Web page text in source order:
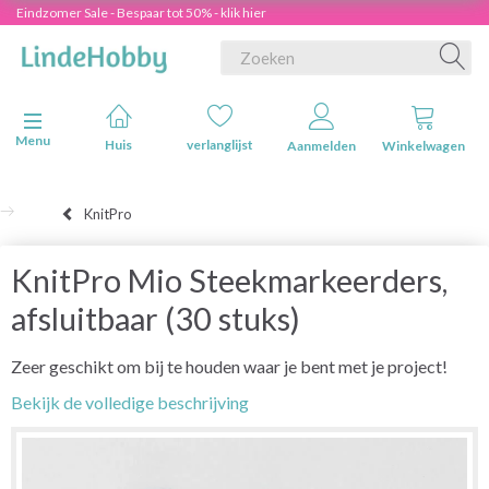
Eindzomer Sale - Bespaar tot 50% - klik hier
Navigatie in-/uitschakelen
Menu
Huis verlanglijst Aanmelden Winkelwagen
KnitPro
KnitPro Mio Steekmarkeerders,
afsluitbaar (30 stuks)
Zeer geschikt om bij te houden waar je bent met je project!
Bekijk de volledige beschrijving